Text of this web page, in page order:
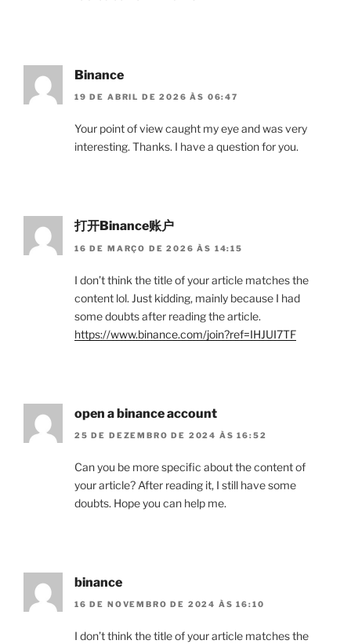
Binance
19 DE ABRIL DE 2026 ÀS 06:47
Your point of view caught my eye and was very
interesting. Thanks. I have a question for you.
打开Binance账户
16 DE MARÇO DE 2026 ÀS 14:15
I don’t think the title of your article matches the
content lol. Just kidding, mainly because I had
some doubts after reading the article.
https://www.binance.com/join?ref=IHJUI7TF
open a binance account
25 DE DEZEMBRO DE 2024 ÀS 16:52
Can you be more specific about the content of
your article? After reading it, I still have some
doubts. Hope you can help me.
binance
16 DE NOVEMBRO DE 2024 ÀS 16:10
I don’t think the title of your article matches the